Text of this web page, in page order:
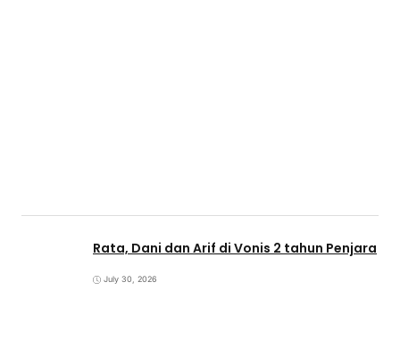
Rata, Dani dan Arif di Vonis 2 tahun Penjara
July 30, 2026